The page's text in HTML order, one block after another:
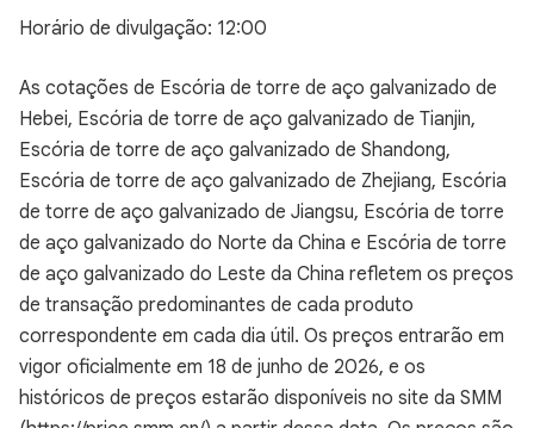
Horário de divulgação: 12:00
As cotações de Escória de torre de aço galvanizado de
Hebei, Escória de torre de aço galvanizado de Tianjin,
Escória de torre de aço galvanizado de Shandong,
Escória de torre de aço galvanizado de Zhejiang, Escória
de torre de aço galvanizado de Jiangsu, Escória de torre
de aço galvanizado do Norte da China e Escória de torre
de aço galvanizado do Leste da China refletem os preços
de transação predominantes de cada produto
correspondente em cada dia útil. Os preços entrarão em
vigor oficialmente em 18 de junho de 2026, e os
históricos de preços estarão disponíveis no site da SMM